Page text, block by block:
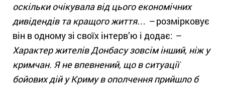
оскільки очікувала від цього економічних
дивідендів та кращого життя… –розмірковує
він в одному зі своїх інтерв’ю і додає: –
Характер жителів Донбасу зовсім інший, ніж у
кримчан. Я не впевнений, що в ситуації
бойових дій у Криму в ополчення прийшло б